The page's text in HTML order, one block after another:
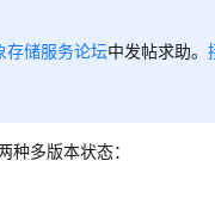
存储服务论坛中发帖求助。
多版本状态：